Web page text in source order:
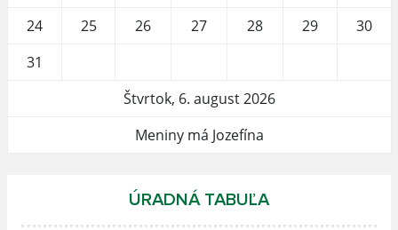
24
25 26 27 28 29
30
31
Štvrtok, 6. august 2026
Meniny má Jozefína
ÚRADNÁ TABUĽA